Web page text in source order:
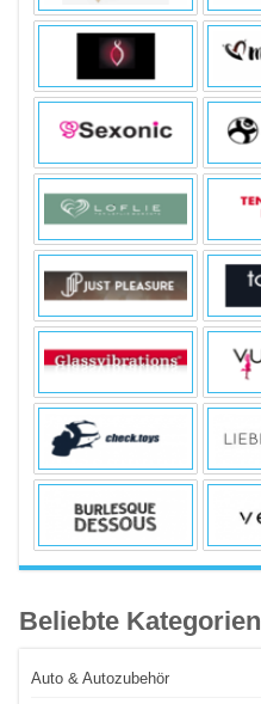
Beliebte Kategorien
Auto & Autozubehör